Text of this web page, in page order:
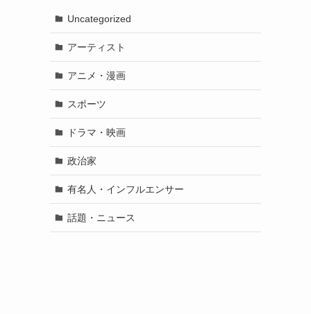
Uncategorized
アーティスト
アニメ・漫画
スポーツ
ドラマ・映画
政治家
有名人・インフルエンサー
話題・ニュース